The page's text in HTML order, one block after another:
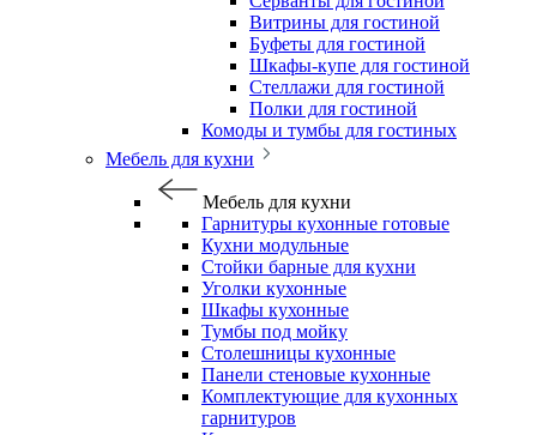
Витрины для гостиной
Буфеты для гостиной
Шкафы-купе для гостиной
Стеллажи для гостиной
Полки для гостиной
Комоды и тумбы для гостиных
Мебель для кухни
Мебель для кухни
Гарнитуры кухонные готовые
Кухни модульные
Стойки барные для кухни
Уголки кухонные
Шкафы кухонные
Тумбы под мойку
Столешницы кухонные
Панели стеновые кухонные
Комплектующие для кухонных
гарнитуров